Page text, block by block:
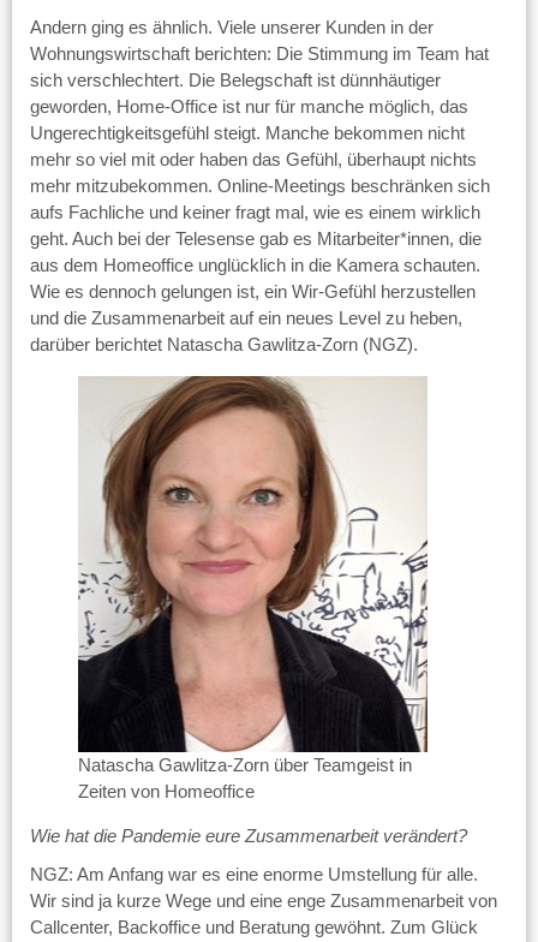
Andern ging es ähnlich. Viele unserer Kunden in der
Wohnungswirtschaft berichten: Die Stimmung im Team hat
sich verschlechtert. Die Belegschaft ist dünnhäutiger
geworden, Home-Office ist nur für manche möglich, das
Ungerechtigkeitsgefühl steigt. Manche bekommen nicht
mehr so viel mit oder haben das Gefühl, überhaupt nichts
mehr mitzubekommen. Online-Meetings beschränken sich
aufs Fachliche und keiner fragt mal, wie es einem wirklich
geht. Auch bei der Telesense gab es Mitarbeiter*innen, die
aus dem Homeoffice unglücklich in die Kamera schauten.
Wie es dennoch gelungen ist, ein Wir-Gefühl herzustellen
und die Zusammenarbeit auf ein neues Level zu heben,
darüber berichtet Natascha Gawlitza-Zorn (NGZ).
Natascha Gawlitza-Zorn über Teamgeist in
Zeiten von Homeoffice
Wie hat die Pandemie eure Zusammenarbeit verändert?
NGZ: Am Anfang war es eine enorme Umstellung für alle.
Wir sind ja kurze Wege und eine enge Zusammenarbeit von
Callcenter, Backoffice und Beratung gewöhnt. Zum Glück